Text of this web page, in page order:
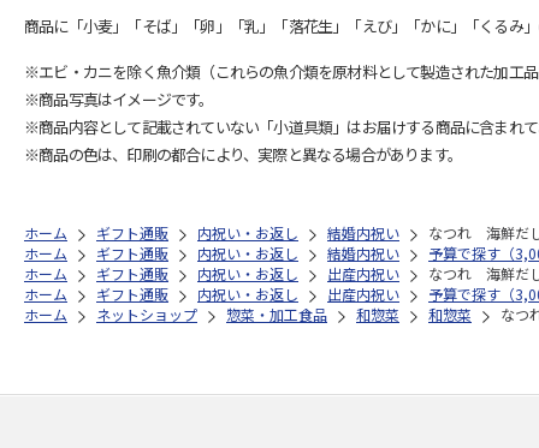
商品に「小麦」「そば」「卵」「乳」「落花生」「えび」「かに」「くるみ
※エビ・カニを除く魚介類（これらの魚介類を原材料として製造された加工
※商品写真はイメージです。
※商品内容として記載されていない「小道具類」はお届けする商品に含まれて
※商品の色は、印刷の都合により、実際と異なる場合があります。
ホーム ギフト通販 内祝い・お返し 結婚内祝い
なつれ 海鮮だ
ホーム
ギフト通販 内祝い・お返し 結婚内祝い 予算で探す（
ホーム
ギフト通販 内祝い・お返し 出産内祝い
なつれ 海鮮だ
ホーム
ギフト通販 内祝い・お返し 出産内祝い 予算で探す（
ホーム
ネットショップ 惣菜・加工食品 和惣菜 和惣菜 なつ